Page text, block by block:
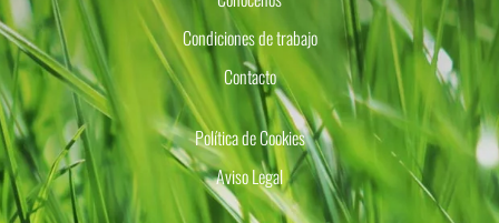
Condiciones de trabajo
Contacto
Política de Cookies
Aviso Legal